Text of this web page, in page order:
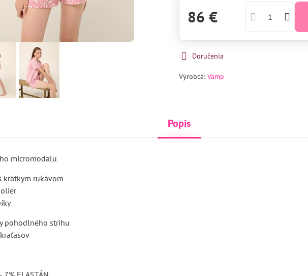
86 €
Doručenia
Výrobca:Vamp
Popis
micromodalu
krátkym rukávom
pohodlného strihu